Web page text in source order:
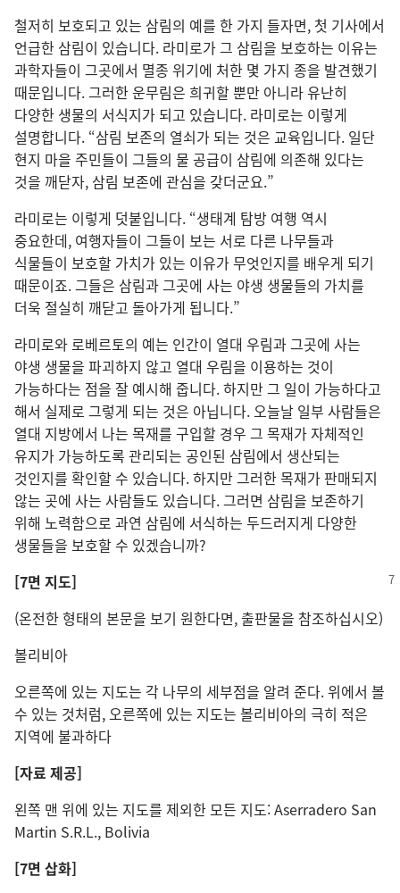
철저히 보호되고 있는 삼림의 예를 한 가지 들자면, 첫 기사에서
언급한 삼림이 있습니다. 라미로가 그 삼림을 보호하는 이유는
과학자들이 그곳에서 멸종 위기에 처한 몇 가지 종을 발견했기
때문입니다. 그러한 운무림은 희귀할 뿐만 아니라 유난히
다양한 생물의 서식지가 되고 있습니다. 라미로는 이렇게
설명합니다. “삼림 보존의 열쇠가 되는 것은 교육입니다. 일단
현지 마을 주민들이 그들의 물 공급이 삼림에 의존해 있다는
것을 깨닫자, 삼림 보존에 관심을 갖더군요.”
라미로는 이렇게 덧붙입니다. “생태계 탐방 여행 역시
중요한데, 여행자들이 그들이 보는 서로 다른 나무들과
식물들이 보호할 가치가 있는 이유가 무엇인지를 배우게 되기
때문이죠. 그들은 삼림과 그곳에 사는 야생 생물들의 가치를
더욱 절실히 깨닫고 돌아가게 됩니다.”
라미로와 로베르토의 예는 인간이 열대 우림과 그곳에 사는
야생 생물을 파괴하지 않고 열대 우림을 이용하는 것이
가능하다는 점을 잘 예시해 줍니다. 하지만 그 일이 가능하다고
해서 실제로 그렇게 되는 것은 아닙니다. 오늘날 일부 사람들은
열대 지방에서 나는 목재를 구입할 경우 그 목재가 자체적인
유지가 가능하도록 관리되는 공인된 삼림에서 생산되는
것인지를 확인할 수 있습니다. 하지만 그러한 목재가 판매되지
않는 곳에 사는 사람들도 있습니다. 그러면 삼림을 보존하기
위해 노력함으로 과연 삼림에 서식하는 두드러지게 다양한
생물들을 보호할 수 있겠습니까?
[7면 지도]
(온전한 형태의 본문을 보기 원한다면, 출판물을 참조하십시오)
볼리비아
오른쪽에 있는 지도는 각 나무의 세부점을 알려 준다. 위에서 볼
수 있는 것처럼, 오른쪽에 있는 지도는 볼리비아의 극히 적은
지역에 불과하다
[자료 제공]
왼쪽 맨 위에 있는 지도를 제외한 모든 지도: Aserradero San
Martin S.R.L., Bolivia
[7면 삽화]